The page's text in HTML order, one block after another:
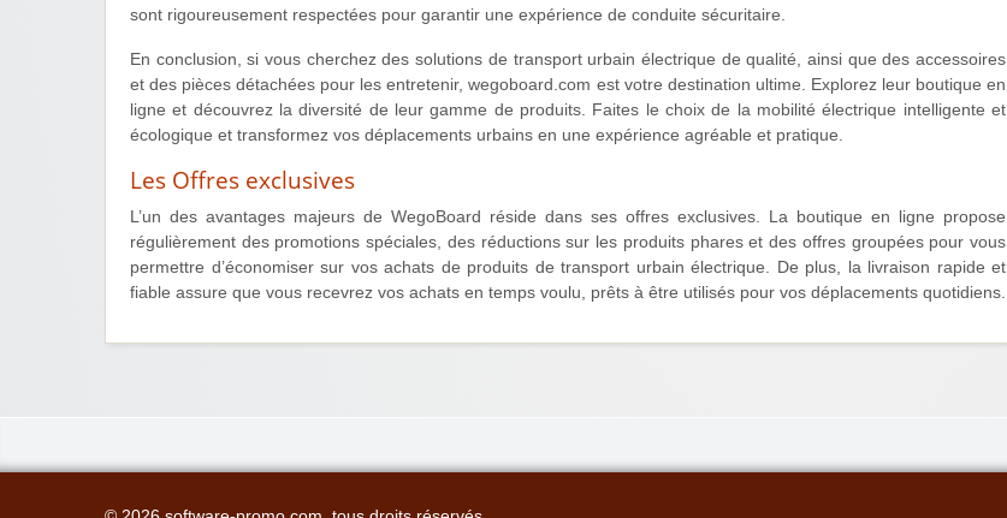
sont rigoureusement respectées pour garantir une expérience de conduite sécuritaire.
En conclusion, si vous cherchez des solutions de transport urbain électrique de qualité, ainsi que des accessoires
et des pièces détachées pour les entretenir, wegoboard.com est votre destination ultime. Explorez leur boutique en
ligne et découvrez la diversité de leur gamme de produits. Faites le choix de la mobilité électrique intelligente et
écologique et transformez vos déplacements urbains en une expérience agréable et pratique.
Les Offres exclusives
L’un des avantages majeurs de WegoBoard réside dans ses offres exclusives. La boutique en ligne propose
régulièrement des promotions spéciales, des réductions sur les produits phares et des offres groupées pour vous
permettre d’économiser sur vos achats de produits de transport urbain électrique. De plus, la livraison rapide et
fiable assure que vous recevrez vos achats en temps voulu, prêts à être utilisés pour vos déplacements quotidiens.